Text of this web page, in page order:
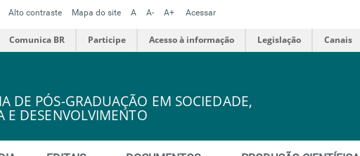
Alto contraste Mapa do site A A- A+ Acessar
Comunica BR Participe Acesso à informação Legislação Canais
DE PÓS-GRADUAÇÃO EM SOCIEDADE,
E DESENVOLVIMENTO